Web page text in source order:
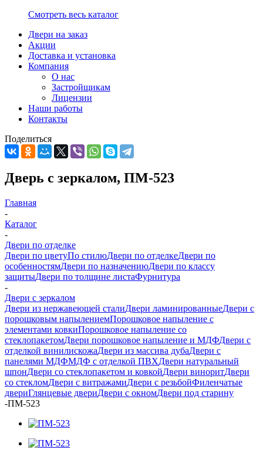
Смотреть весь каталог
Двери на заказ
Акции
Доставка и установка
Компания
О нас
Застройщикам
Лицензии
Наши работы
Контакты
Поделиться
Дверь с зеркалом, ПМ-523
Главная
-
Каталог
-
Двери по отделке
Двери по цветуПо стилюДвери по отделкеДвери по
особенностямДвери по назначениюДвери по классу
защитыДвери по толщине листаФурнитура
-
Двери с зеркалом
Двери из нержавеющей сталиДвери ламинированныеДвери с
порошковым напылениемПорошковое напыление с
элементами ковкиПорошковое напыление со
стеклопакетомДвери порошковое напыление и МДФДвери с
отделкой винилискожаДвери из массива дубаДвери с
панелями МДФМДФ с отделкой ПВХДвери натуральный
шпонДвери со стеклопакетом и ковкойДвери виноритДвери
со стекломДвери с витражамиДвери с резьбойФиленчатые
двериГлянцевые двериДвери с окномДвери под старину
-ПМ-523